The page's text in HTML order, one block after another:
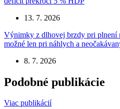
13. 7. 2026
Výnimky z dlhovej brzdy pri plnení
možné len pri náhlych a
8. 7. 2026
Podobné publikácie
Viac publikácií